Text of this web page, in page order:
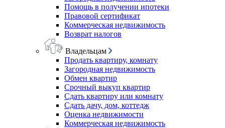
Помощь в получении ипотеки
Правовой сертификат
Коммерческая недвижимость
Возврат налогов
Владельцам
Продать квартиру, комнату
Загородная недвижимость
Обмен квартир
Срочный выкуп квартир
Сдать квартиру или комнату
Сдать дачу, дом, коттедж
Оценка недвижимости
Коммерческая недвижимость